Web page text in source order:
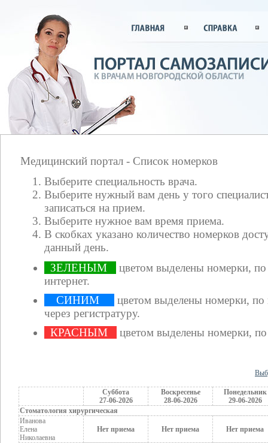
Медицинский портал - Список номерков
Выберите специальность врача.
Выберите нужный вам день у того
записаться на прием.
Выберите нужное вам время приема.
В скобках указано количество номерков
данный день.
ЗЕЛЕНЫМ
цветом выделены номерки,
интернет.
СИНИМ
цветом выделены номерки,
через регистратуру.
КРАСНЫМ
цветом выделены номерки,
Суббота
27-06-2026
Воскресенье
28-06-2026
Понедельник
29-06-2026
Стоматология хирургическая
Иванова
Елена
Николаевна
Нет приема Нет приема Нет приема